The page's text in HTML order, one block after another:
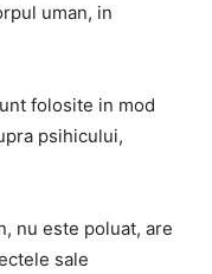
uman, in
folosite in mod
psihicului,
nu este poluat, are
sale